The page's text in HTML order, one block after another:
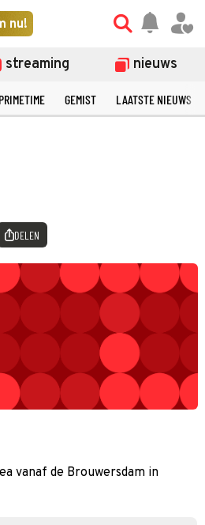
nu!
streaming nieuws
PRIMETIME GEMIST LAATSTE NIEUWS
DELEN
vanaf de Brouwersdam in